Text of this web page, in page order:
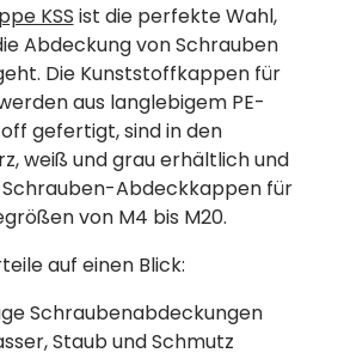
KSS ist die perfekte Wahl,
Abdeckung von Schrauben
Die Kunststoffkappen für
aus langlebigem PE-
gefertigt, sind in den
weiß und grau erhältlich und
Schrauben-Abdeckkappen für
von M4 bis M20.
auf einen Blick:
Schraubenabdeckungen
Staub und Schmutz